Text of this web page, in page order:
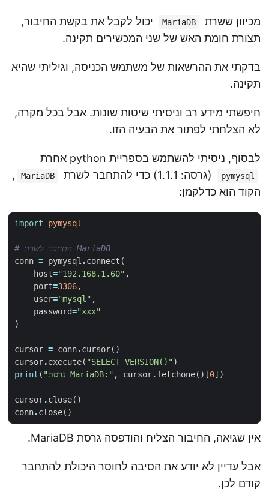
מכיוון ששרת MariaDB
יכול לקבל את בקשת החיבור,
תצורת חומת האש של שני המכשירים תקינה.
בדקתי את ההרשאות של משתמש הכניסה, וגיליתי שהיא
תקינה.
חיפשתי מידע רב וניסיתי שיטות שונות. אבל בכל מקרה,
לא הצלחתי לפתור את הבעיה הזו.
לבסוף, ניסיתי להשתמש בספריית python אחרת
pymysql (גרסה: 1.1.1) כדי להתחבר לשרת MariaDB
,
הקוד הוא כדלקמן:
import pymysql
# התחבר לשרת MariaDB
conn = pymysql .connect (
host="192.168.1.60" ,
port=3306,
user="mysql" ,
password="xxx"
)
cursor = conn.cursor()
cursor.execute( "SELECT VERSION()")
print ( "גרסת MariaDB:" , cursor.fetchone()[0])
cursor.close()
conn.close()
אין שגיאה, החיבור הצליח והודפסה גרסת MariaDB.
אבל עדיין לא יודע את הסיבה לחוסר היכולת להתחבר
קודם לכן.